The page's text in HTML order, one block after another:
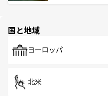
で、ホーカーズは地
国と地域
ヨーロッパ
北米